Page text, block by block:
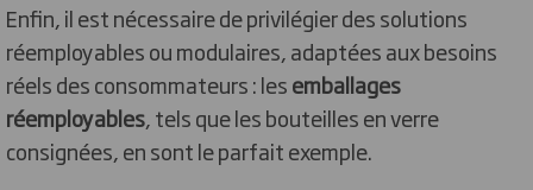
Enfin, il est nécessaire de privilégier des solutions
réemployables ou modulaires, adaptées aux besoins
réels des consommateurs : lesemballages
réemployables, tels que les bouteilles en verre
consignées, en sont le parfait exemple.